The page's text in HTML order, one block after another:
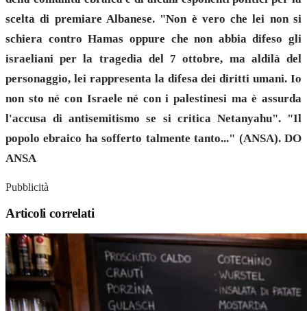
scelta di premiare Albanese. "Non è vero che lei non si
schiera contro Hamas oppure che non abbia difeso gli
israeliani per la tragedia del 7 ottobre, ma aldilà del
personaggio, lei rappresenta la difesa dei diritti umani. Io
non sto né con Israele né con i palestinesi ma è assurda
l'accusa di antisemitismo se si critica Netanyahu". "Il
popolo ebraico ha sofferto talmente tanto..." (ANSA). DO
ANSA
Pubblicità
Articoli correlati